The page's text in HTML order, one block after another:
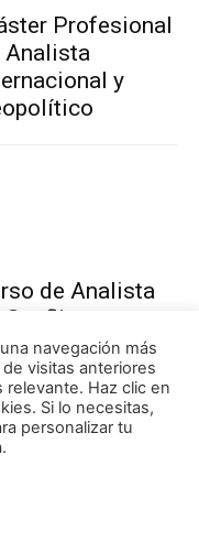
Profesional
Analista
y
de Analista
Conflictos
navegación más
visitas anteriores
relevante. Haz clic en
Si lo necesitas,
personalizar tu